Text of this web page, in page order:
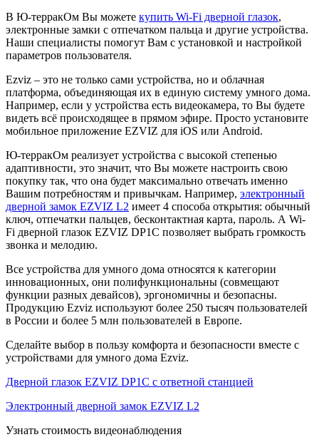
В Ю-терракОм Вы можете купить Wi-Fi дверной глазок,
электронные замки с отпечатком пальца и другие устройства.
Наши специалисты помогут Вам с установкой и настройкой
параметров пользователя.
Ezviz – это не только сами устройства, но и облачная
платформа, объединяющая их в единую систему умного дома.
Например, если у устройства есть видеокамера, то Вы будете
видеть всё происходящее в прямом эфире. Просто установите
мобильное приложение EZVIZ для iOS или Android.
Ю-терракОм реализует устройства с высокой степенью
адаптивности, это значит, что Вы можете настроить свою
покупку так, что она будет максимально отвечать именно
Вашим потребностям и привычкам. Например, электронный
дверной замок EZVIZ L2 имеет 4 способа открытия: обычный
ключ, отпечатки пальцев, бесконтактная карта, пароль. А Wi-
Fi дверной глазок EZVIZ DP1C позволяет выбрать громкость
звонка и мелодию.
Все устройства для умного дома относятся к категории
инновационных, они полифункциональны (совмещают
функции разных девайсов), эргономичны и безопасны.
Продукцию Ezviz используют более 250 тысяч пользователей
в России и более 5 млн пользователей в Европе.
Сделайте выбор в пользу комфорта и безопасности вместе с
устройствами для умного дома Ezviz.
Дверной глазок EZVIZ DP1C с ответной станцией
Электронный дверной замок EZVIZ L2
Узнать стоимость видеонаблюдения